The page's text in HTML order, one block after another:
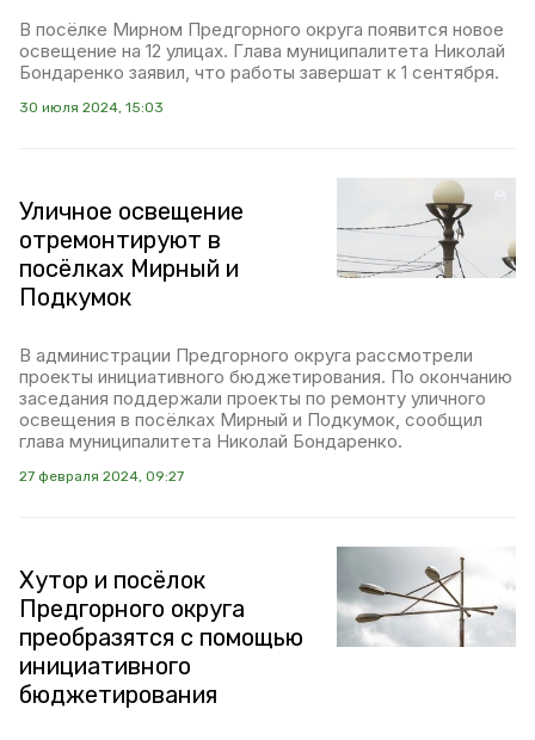
В посёлке Мирном Предгорного округа появится новое
освещение на 12 улицах. Глава муниципалитета Николай
Бондаренко заявил, что работы завершат к 1 сентября.
30 июля 2024, 15:03
Уличное освещение
отремонтируют в
посёлках Мирный и
Подкумок
В администрации Предгорного округа рассмотрели
проекты инициативного бюджетирования. По окончанию
заседания поддержали проекты по ремонту уличного
освещения в посёлках Мирный и Подкумок, сообщил
глава муниципалитета Николай Бондаренко.
27 февраля 2024, 09:27
Хутор и посёлок
Предгорного округа
преобразятся с помощью
инициативного
бюджетирования